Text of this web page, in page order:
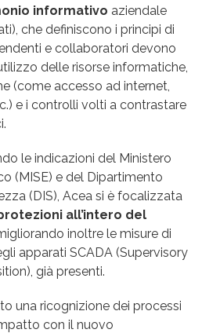
informativo aziendale
che definiscono i principi di
e collaboratori devono
delle risorse informatiche,
(come accesso ad internet,
e i controlli volti a contrastare
le indicazioni del Ministero
(MISE) e del Dipartimento
(DIS), Acea si è focalizzata
all’intero del
inoltre le misure di
apparati SCADA (Supervisory
già presenti.
una ricognizione dei processi
con il nuovo